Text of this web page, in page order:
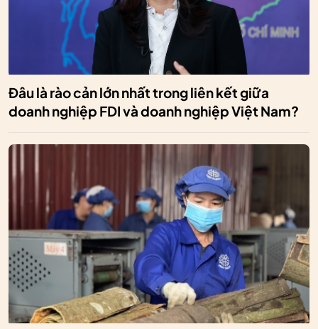
Đâu là rào cản lớn nhất trong liên kết giữa
doanh nghiệp FDI và doanh nghiệp Việt Nam?